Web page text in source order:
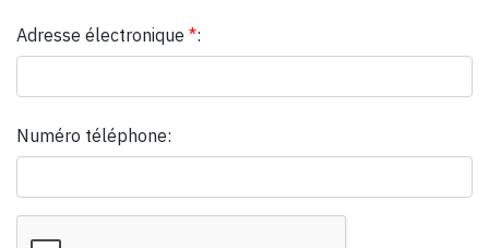
Adresse électronique *:
Numéro téléphone: